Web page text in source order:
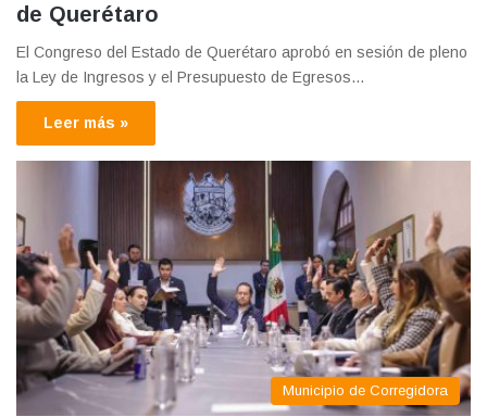
de Querétaro
El Congreso del Estado de Querétaro aprobó en sesión de pleno
la Ley de Ingresos y el Presupuesto de Egresos…
Leer más »
Municipio de Corregidora